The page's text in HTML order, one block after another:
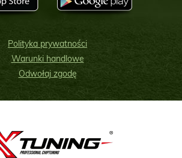
Polityka prywatności
Warunki handlowe
Odwołaj zgodę